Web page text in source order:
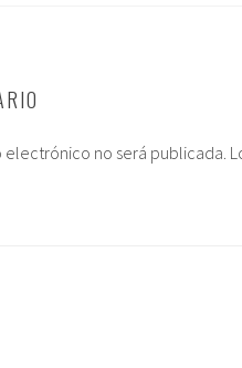
no será publicada.